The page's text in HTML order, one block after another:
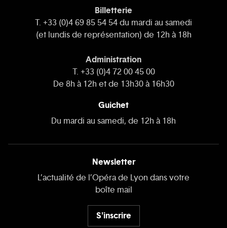
Billetterie
T. +33 (0)4 69 85 54 54 du mardi au samedi
(et lundis de représentation) de 12h à 18h
Administration
T. +33 (0)4 72 00 45 00
De 8h à 12h et de 13h30 à 16h30
Guichet
Du mardi au samedi, de 12h à 18h
Newsletter
L’actualité de l’Opéra de Lyon dans votre
boîte mail
S'inscrire